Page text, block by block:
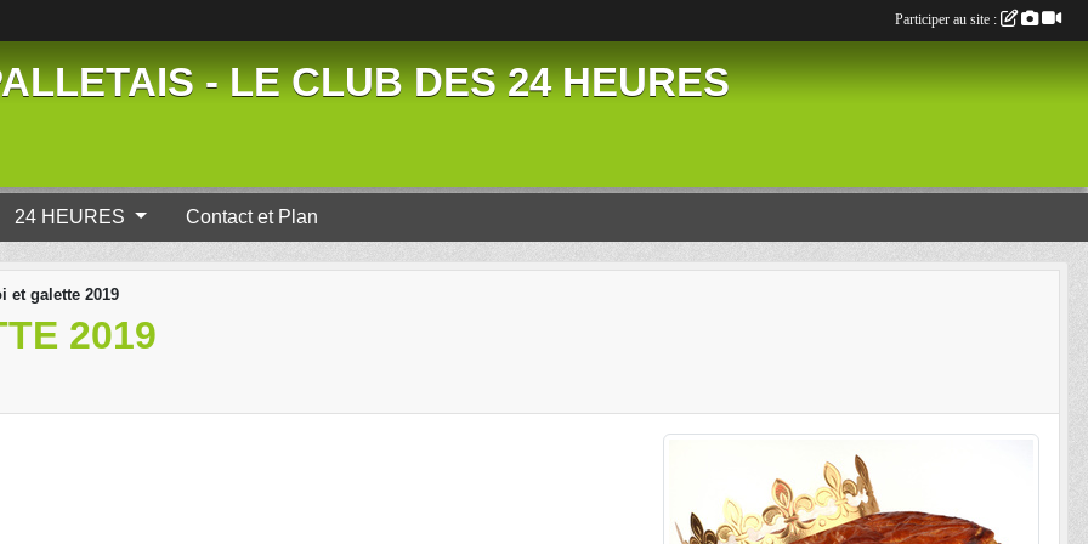
- LE CLUB DES 24 HEURES
24 HEURES Contact et Plan
et galette 2019
2019
Participer au site :